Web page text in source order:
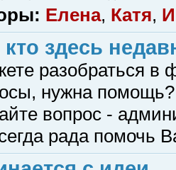
Елена, Катя,
здесь
разобраться в
нужна помощь?
вопрос -
рада помочь